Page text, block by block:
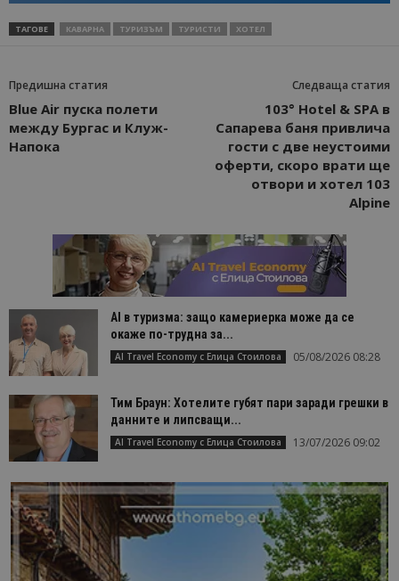
ТАГОВЕ КАВАРНА ТУРИЗЪМ ТУРИСТИ ХОТЕЛ
Предишна статия
Blue Air пуска полети
между Бургас и Клуж-
Напока
Следваща статия
103° Hotel & SPA в
Сапарева баня привлича
гости с две неустоими
оферти, скоро врати ще
отвори и хотел 103
Alpine
AI в туризма: защо камериерка може да се
окаже по-трудна за...
AI Travel Economy с Елица Стоилова 05/08/2026 08:28
Тим Браун: Хотелите губят пари заради грешки в
данните и липсващи...
AI Travel Economy с Елица Стоилова 13/07/2026 09:02